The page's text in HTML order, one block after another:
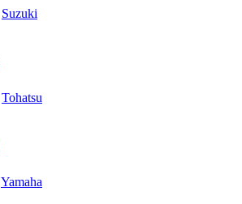
Suzuki
Tohatsu
Yamaha